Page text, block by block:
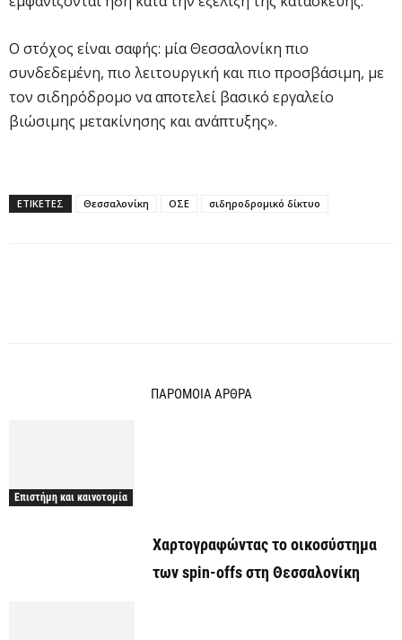
Ο στόχος είναι σαφής: μία Θεσσαλονίκη πιο
συνδεδεμένη, πιο λειτουργική και πιο προσβάσιμη, με
τον σιδηρόδρομο να αποτελεί βασικό εργαλείο
βιώσιμης μετακίνησης και ανάπτυξης».
ΕΤΙΚΕΤΕΣ Θεσσαλονίκη ΟΣΕ σιδηροδρομικό δίκτυο
ΠΑΡΟΜΟΙΑ ΑΡΘΡΑ
Επιστήμη και καινοτομία
Χαρτογραφώντας το οικοσύστημα
των spin-offs στη Θεσσαλονίκη